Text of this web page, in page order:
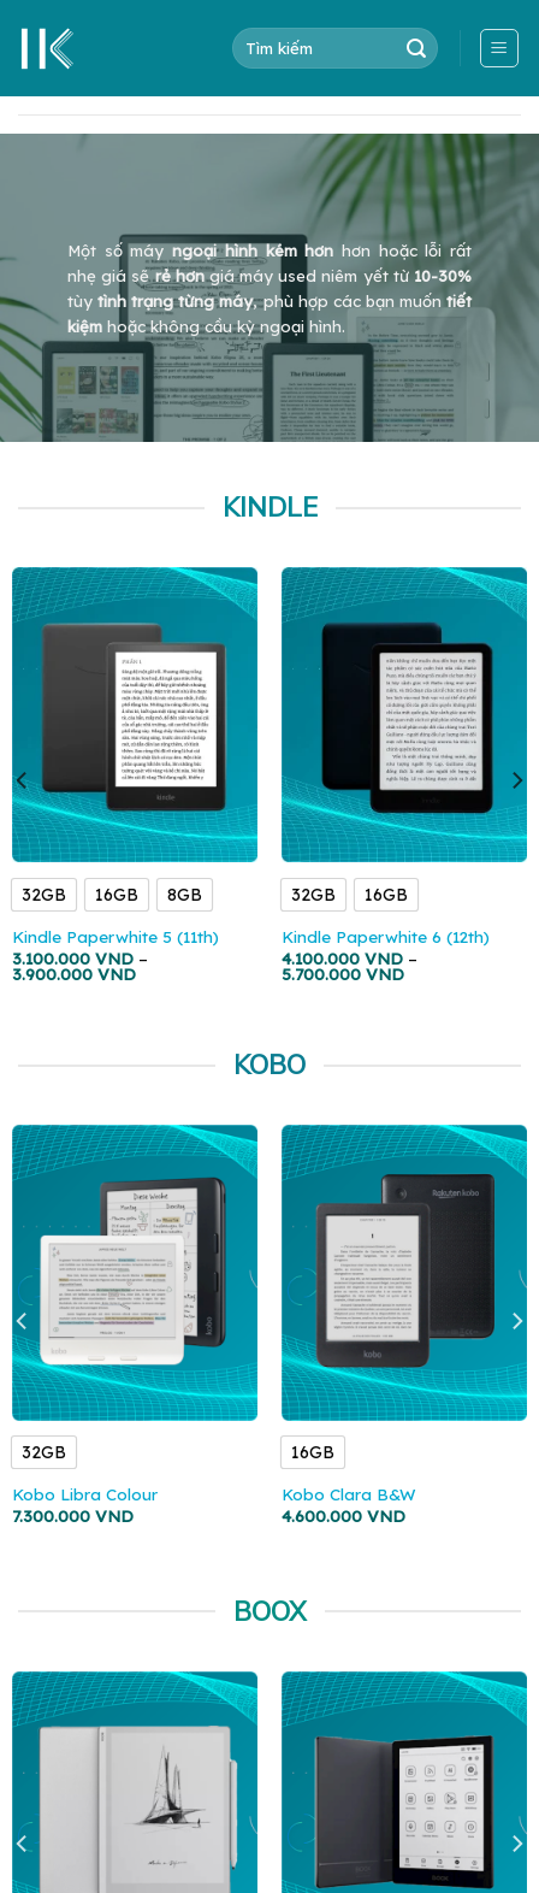
content
Tìm
kiếm:
Một số máyngoại hình kém hơn hơn hoặc lỗi rất
nhẹ giá sẽrẻ hơngiá máy used niêm yết từ 10-30%
tùytình trạng từng máy, phù hợp các bạn muốntiết
kiệm hoặc không cầu kỳ ngoại hình.
KINDLE
32GB 16GB 8GB
Kindle Paperwhite 5 (11th)
3.100.000 VND–
3.900.000 VND
32GB 16GB
Kindle Paperwhite 6 (12th)
4.100.000 VND–
5.700.000 VND
KOBO
32GB
Kobo Libra Colour
7.300.000 VND
16GB
Kobo Clara B&W
4.600.000 VND
BOOX